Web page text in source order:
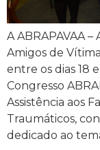
A ABRAPAVAA
Amigos de
entre os dias 18
Congresso
Assistência aos
Traumáticos,
dedicado ao